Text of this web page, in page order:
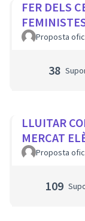
FER DELS
Proposta
38
LLUITAR
MERCAT
Proposta
109